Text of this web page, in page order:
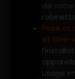
de votre
Pose et raccordement de lave-linge
et lave-
usage